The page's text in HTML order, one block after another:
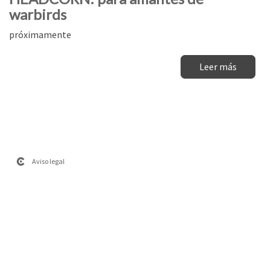
warbirds
próximamente
Leer más
Aviso legal